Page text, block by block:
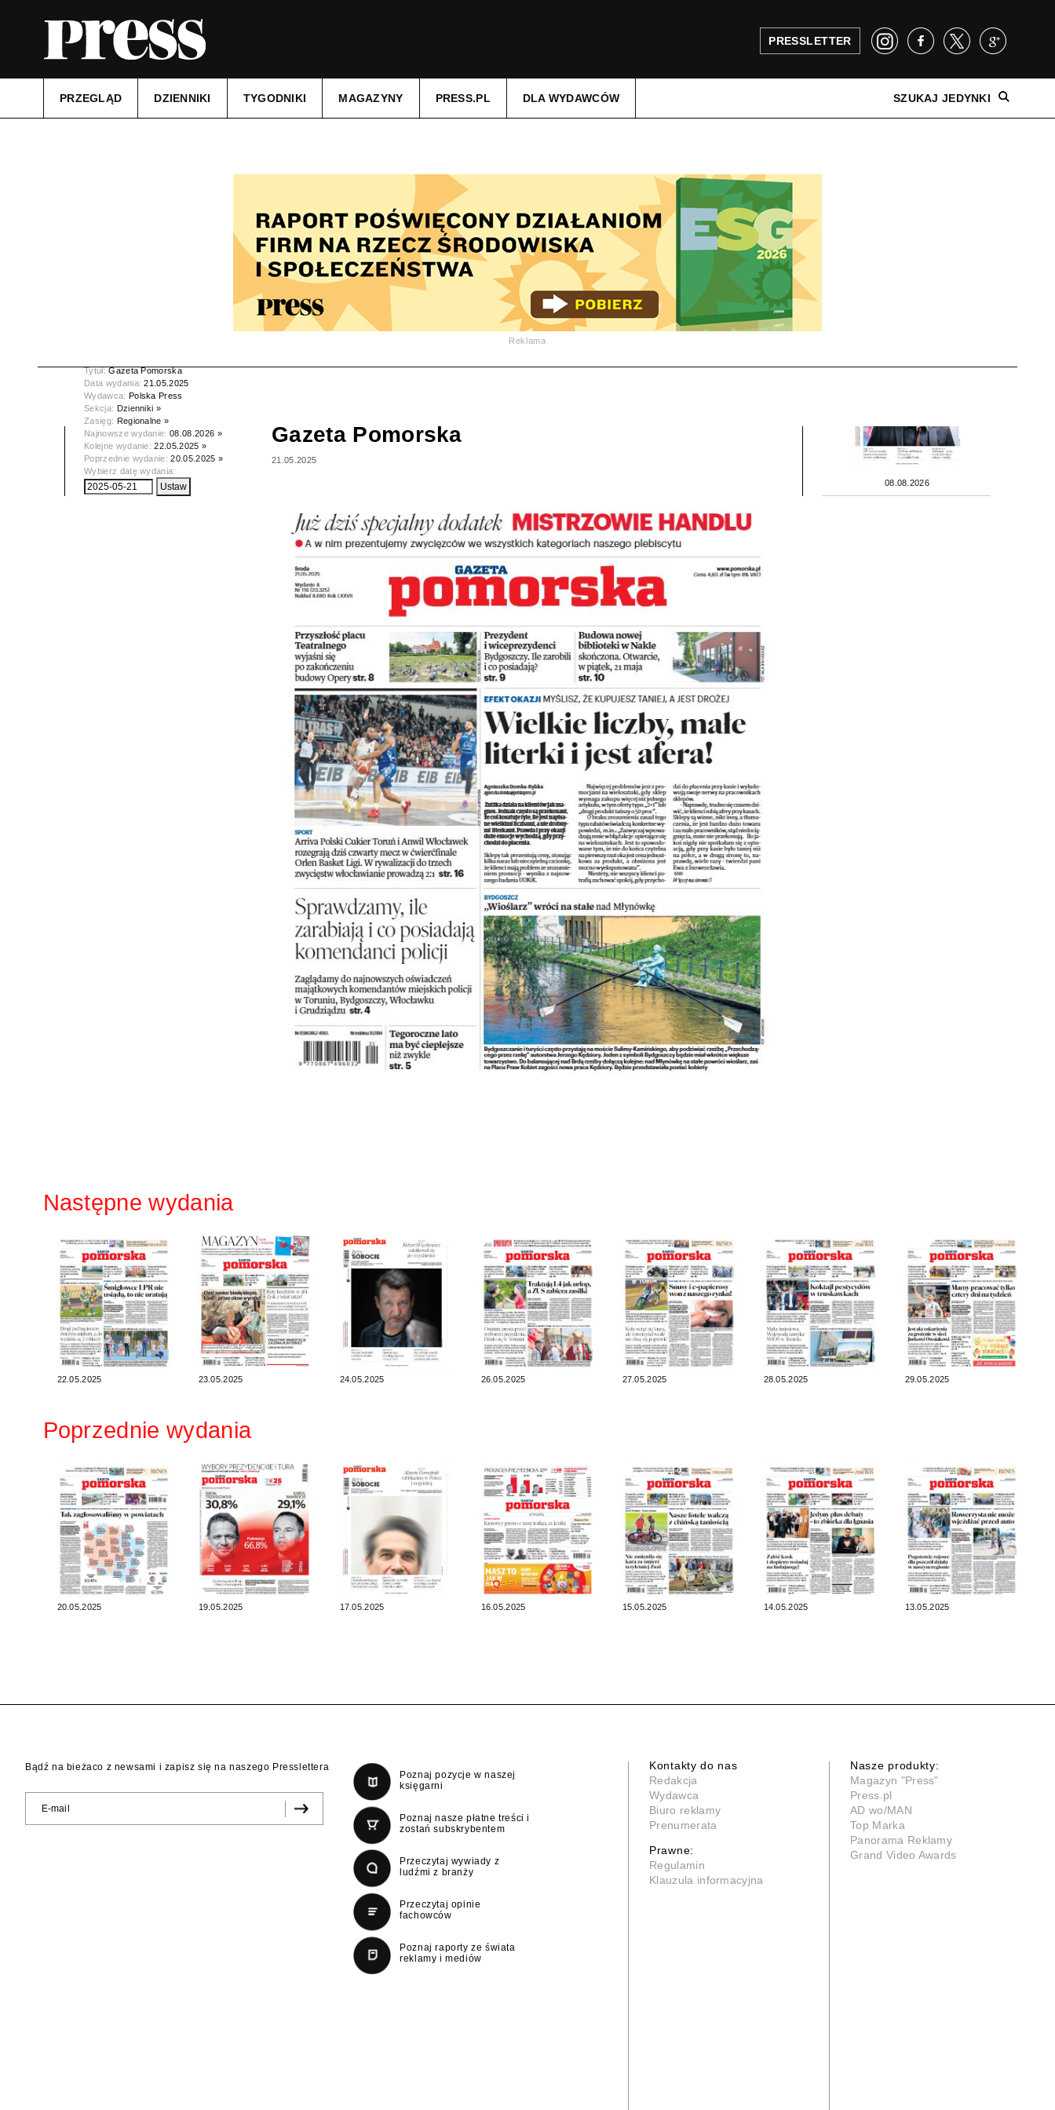
PRESSLETTER
PRZEGLĄD DZIENNIKI TYGODNIKI MAGAZYNY PRESS.PL DLA WYDAWCÓW SZUKAJ JEDYNKI
Reklama
Tytuł:Gazeta Pomorska
Data wydania:21.05.2025
Wydawca: Polska Press
Sekcja: Dzienniki »
Zasięg: Regionalne »
Najnowsze wydanie:08.08.2026 »
Kolejne wydanie:22.05.2025 »
Poprzednie wydanie:20.05.2025 »
Wybierz datę wydania:
Gazeta Pomorska
21.05.2025
08.08.2026
Następne wydania
22.05.2025 23.05.2025 24.05.2025 26.05.2025 27.05.2025 28.05.2025 29.05.2025
Poprzednie wydania
20.05.2025 19.05.2025 17.05.2025 16.05.2025 15.05.2025 14.05.2025 13.05.2025
Bądź na bieżaco z newsami i zapisz się na naszego Presslettera
Poznaj pozycje w naszej
księgarni
Poznaj nasze płatne treści i
zostań subskrybentem
Przeczytaj wywiady z
ludźmi z branży
Przeczytaj opinie
fachowców
Poznaj raporty ze świata
reklamy i mediów
Kontakty do nas
Redakcja
Wydawca
Biuro reklamy
Prenumerata
Prawne:
Regulamin
Klauzula informacyjna
Nasze produkty:
Magazyn "Press"
Press.pl
AD wo/MAN
Top Marka
Panorama Reklamy
Grand Video Awards